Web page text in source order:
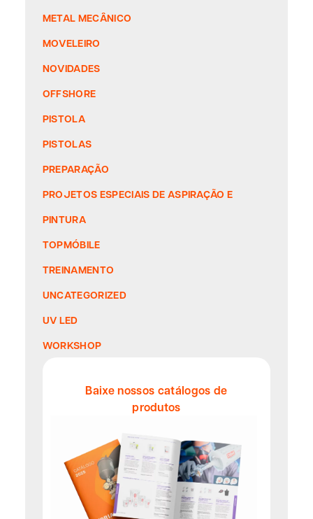
METAL MECÂNICO
MOVELEIRO
NOVIDADES
OFFSHORE
PISTOLA
PISTOLAS
PREPARAÇÃO
PROJETOS ESPECIAIS DE ASPIRAÇÃO E
PINTURA
TOPMÓBILE
TREINAMENTO
UNCATEGORIZED
UV LED
WORKSHOP
Baixe nossos catálogos de
produtos